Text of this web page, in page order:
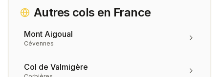
Autres cols en France
Mont Aigoual
Cévennes
Col de Valmigère